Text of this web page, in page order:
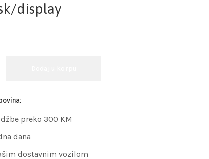
display
preko 300 KM
dana
dostavnim vozilom